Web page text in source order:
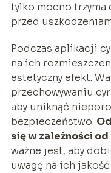
tylko mocno trzyma
przed
Podczas aplikacji
na ich
estetyczny efekt.
przechowywaniu
aby uniknąć
bezpieczeństwo.
się w zależności
ważne jest, aby
uwagę na ich